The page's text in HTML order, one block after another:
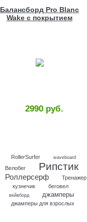
Балансборд Pro Blanc
Wake с покрытием
2990 руб.
RollerSurfer waveboard
Велобег Рипстик
Роллерсерф
Тренажер
кузнечик
беговел
вейвборд джамперы
джамперы для взрослых